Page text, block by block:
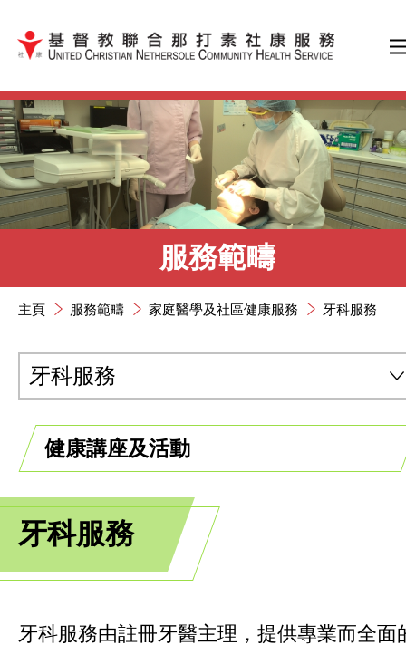
跳到內容（按輸入鍵）
服務範疇
主頁 服務範疇 家庭醫學及社區健康服務 牙科服務
牙科服務
健康講座及活動
牙科服務
牙科服務由註冊牙醫主理，提供專業而全面